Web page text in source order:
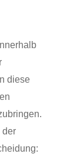
diese
der